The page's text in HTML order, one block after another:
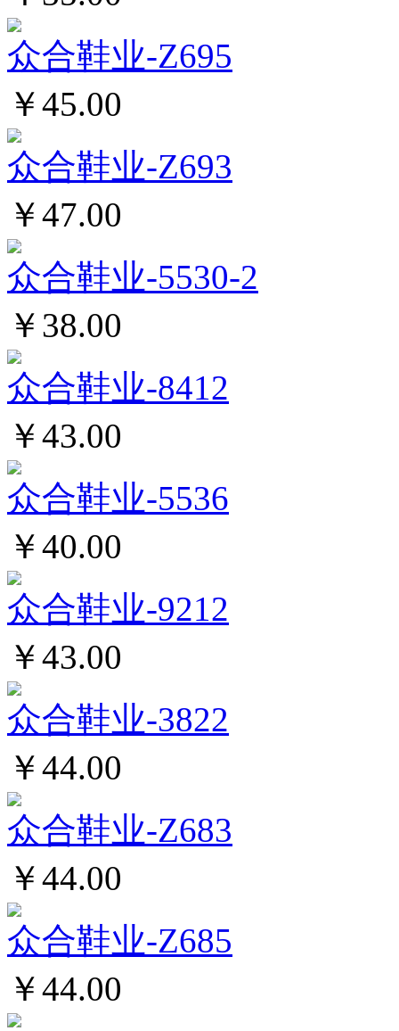
众合鞋业-Z695
￥45.00
众合鞋业-Z693
￥47.00
众合鞋业-5530-2
￥38.00
众合鞋业-8412
￥43.00
众合鞋业-5536
￥40.00
众合鞋业-9212
￥43.00
众合鞋业-3822
￥44.00
众合鞋业-Z683
￥44.00
众合鞋业-Z685
￥44.00